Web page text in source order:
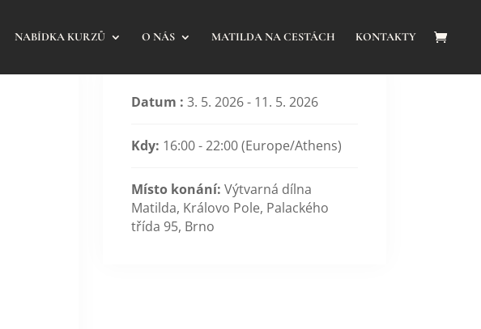
NABÍDKA KURZŮ O NÁS MATILDA NA CESTÁCH KONTAKTY
Datum : 3. 5. 2026 - 11. 5. 2026
Kdy: 16:00 - 22:00(Europe/Athens)
Místo konání: Výtvarná dílna
Matilda, Královo Pole, Palackého
třída 95, Brno